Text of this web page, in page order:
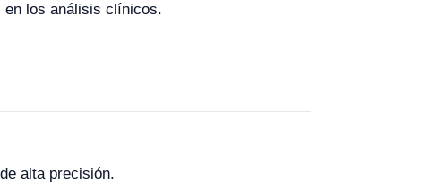
en los análisis clínicos.
alta precisión.